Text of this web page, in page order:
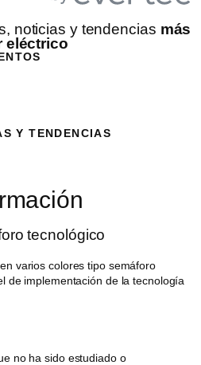
noticias y tendencias más
eléctrico
Y TENDENCIAS
tecnológico
varios colores tipo semáforo
de implementación de la tecnología
no ha sido estudiado o